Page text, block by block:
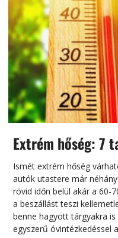
Extrém hőség: 7
megóvhatjuk
Ismét extrém hőség
autók utastere már
rövid időn belül akár a 60-
a beszállást teszi
benne hagyott tárgyakra
egyszerű óvintézkedéssel